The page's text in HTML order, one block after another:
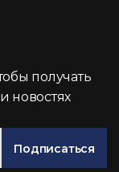
получать
новостях
Подписаться